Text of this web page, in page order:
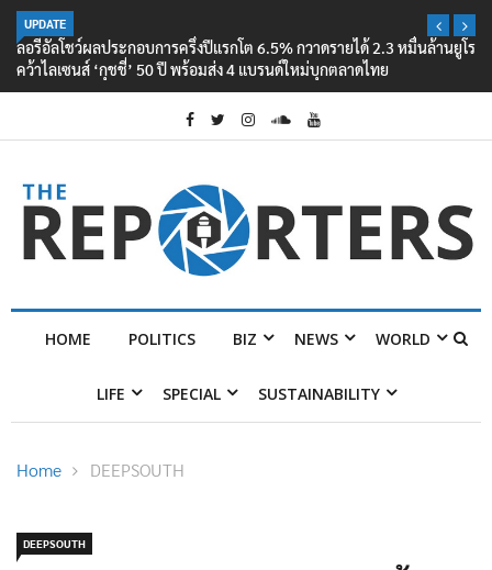
UPDATE
ลอรีอัลโชว์ผลประกอบการครึ่งปีแรกโต 6.5% กวาดรายได้ 2.3 หมื่นล้านยูโร
คว้าไลเซนส์ ‘กุชชี่’ 50 ปี พร้อมส่ง 4 แบรนด์ใหม่บุกตลาดไทย
HOME POLITICS BIZ NEWS WORLD
LIFE SPECIAL SUSTAINABILITY
Home DEEPSOUTH
DEEPSOUTH